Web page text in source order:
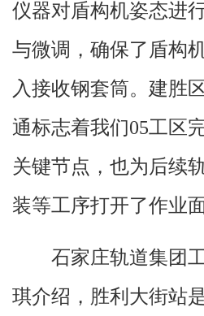
仪器对盾构机姿态进
与微调，确保了盾构
入接收钢套筒。建胜
通标志着我们05工区
关键节点，也为后续
装等工序打开了作业面
石家庄轨道集团
琪介绍，胜利大街站